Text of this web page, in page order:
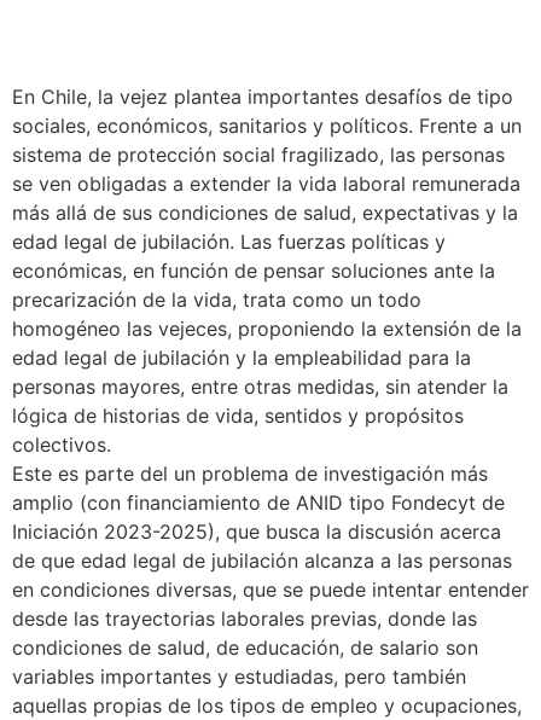
En Chile, la vejez plantea importantes desafíos de tipo
sociales, económicos, sanitarios y políticos. Frente a un
sistema de protección social fragilizado, las personas
se ven obligadas a extender la vida laboral remunerada
más allá de sus condiciones de salud, expectativas y la
edad legal de jubilación. Las fuerzas políticas y
económicas, en función de pensar soluciones ante la
precarización de la vida, trata como un todo
homogéneo las vejeces, proponiendo la extensión de la
edad legal de jubilación y la empleabilidad para la
personas mayores, entre otras medidas, sin atender la
lógica de historias de vida, sentidos y propósitos
colectivos.
Este es parte del un problema de investigación más
amplio (con financiamiento de ANID tipo Fondecyt de
Iniciación 2023-2025), que busca la discusión acerca
de que edad legal de jubilación alcanza a las personas
en condiciones diversas, que se puede intentar entender
desde las trayectorias laborales previas, donde las
condiciones de salud, de educación, de salario son
variables importantes y estudiadas, pero también
aquellas propias de los tipos de empleo y ocupaciones,